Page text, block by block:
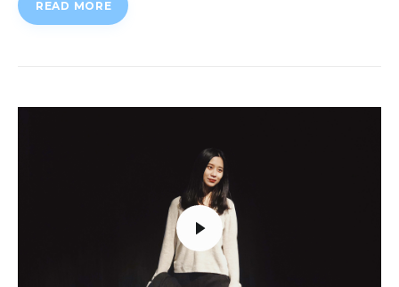
READ MORE